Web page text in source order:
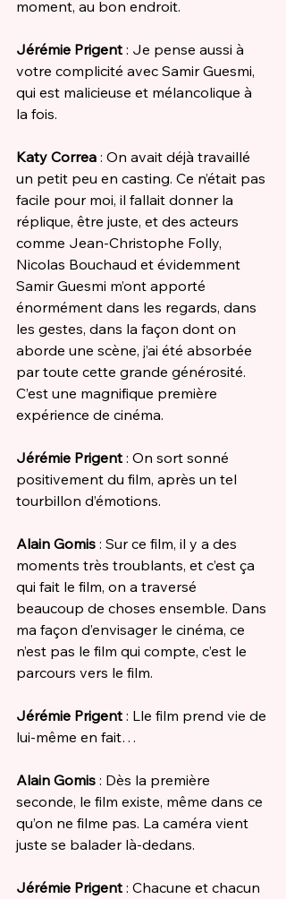
moment, au bon endroit.
Jérémie Prigent : Je pense aussi à
votre complicité avec Samir Guesmi,
qui est malicieuse et mélancolique à
la fois.
Katy Correa : On avait déjà travaillé
un petit peu en casting. Ce n’était pas
facile pour moi, il fallait donner la
réplique, être juste, et des acteurs
comme Jean-Christophe Folly,
Nicolas Bouchaud et évidemment
Samir Guesmi m’ont apporté
énormément dans les regards, dans
les gestes, dans la façon dont on
aborde une scène, j’ai été absorbée
par toute cette grande générosité.
C’est une magnifique première
expérience de cinéma.
Jérémie Prigent : On sort sonné
positivement du film, après un tel
tourbillon d’émotions.
Alain Gomis : Sur ce film, il y a des
moments très troublants, et c’est ça
qui fait le film, on a traversé
beaucoup de choses ensemble. Dans
ma façon d’envisager le cinéma, ce
n’est pas le film qui compte, c’est le
parcours vers le film.
Jérémie Prigent : Lle film prend vie de
lui-même en fait…
Alain Gomis : Dès la première
seconde, le film existe, même dans ce
qu’on ne filme pas. La caméra vient
juste se balader là-dedans.
Jérémie Prigent : Chacune et chacun